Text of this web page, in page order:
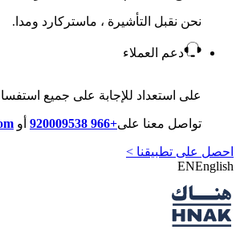
نحن نقبل التأشيرة ، ماستركارد ومدا.
دعم العملاء
على استعداد للإجابة على جميع
تواصل معنا على+966 920009538 أو
احصل على تطبيقنا >
ENEnglish